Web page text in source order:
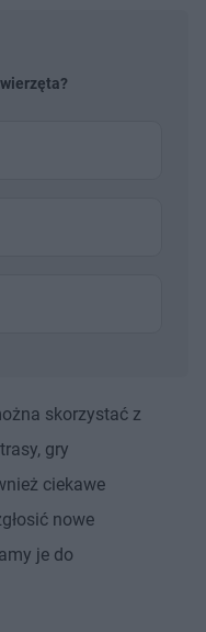
skorzystać z
gry
ciekawe
nowe
je do